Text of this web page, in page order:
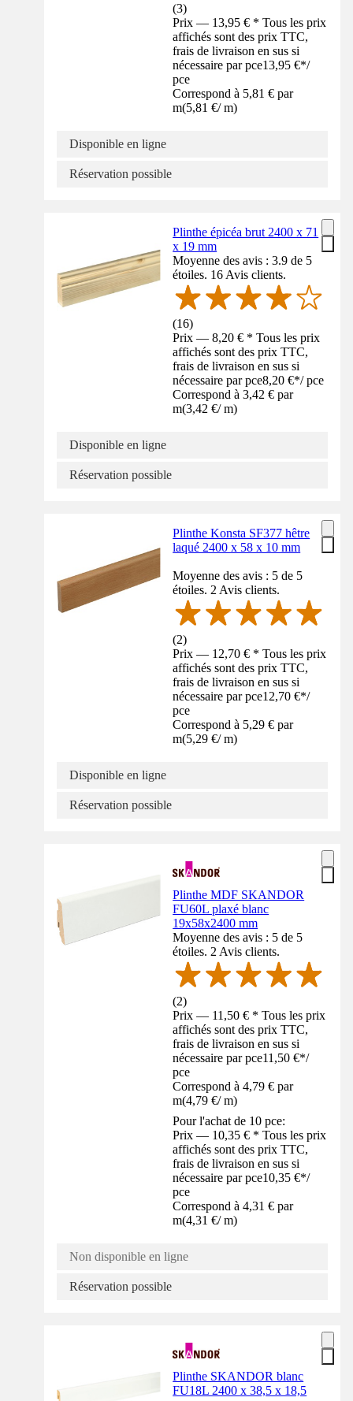
(3)
Prix — 13,95 € * Tous les prix
affichés sont des prix TTC,
frais de livraison en sus si
nécessaire par pce13,95 €*/
pce
Correspond à 5,81 € par
m(5,81 €/ m)
Disponible en ligne
Réservation possible
Plinthe épicéa brut 2400 x 71
x 19 mm
Moyenne des avis : 3.9 de 5
étoiles. 16 Avis clients.
(16)
Prix — 8,20 € * Tous les prix
affichés sont des prix TTC,
frais de livraison en sus si
nécessaire par pce8,20 €*/ pce
Correspond à 3,42 € par
m(3,42 €/ m)
Disponible en ligne
Réservation possible
Plinthe Konsta SF377 hêtre
laqué 2400 x 58 x 10 mm
Moyenne des avis : 5 de 5
étoiles. 2 Avis clients.
(2)
Prix — 12,70 € * Tous les prix
affichés sont des prix TTC,
frais de livraison en sus si
nécessaire par pce12,70 €*/
pce
Correspond à 5,29 € par
m(5,29 €/ m)
Disponible en ligne
Réservation possible
Plinthe MDF SKANDOR
FU60L plaxé blanc
19x58x2400 mm
Moyenne des avis : 5 de 5
étoiles. 2 Avis clients.
(2)
Prix — 11,50 € * Tous les prix
affichés sont des prix TTC,
frais de livraison en sus si
nécessaire par pce11,50 €*/
pce
Correspond à 4,79 € par
m(4,79 €/ m)
Pour l'achat de 10 pce:
Prix — 10,35 € * Tous les prix
affichés sont des prix TTC,
frais de livraison en sus si
nécessaire par pce10,35 €*/
pce
Correspond à 4,31 € par
m(4,31 €/ m)
Non disponible en ligne
Réservation possible
Plinthe SKANDOR blanc
FU18L 2400 x 38,5 x 18,5